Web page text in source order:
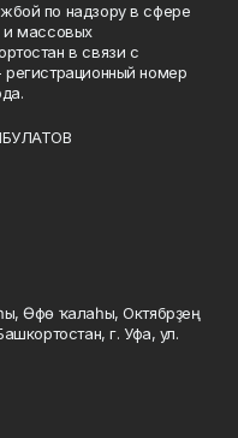
по надзору в сфере
и массовых
в связи с
номер
Өфө ҡалаһы, Октябрҙең
г. Уфа, ул.